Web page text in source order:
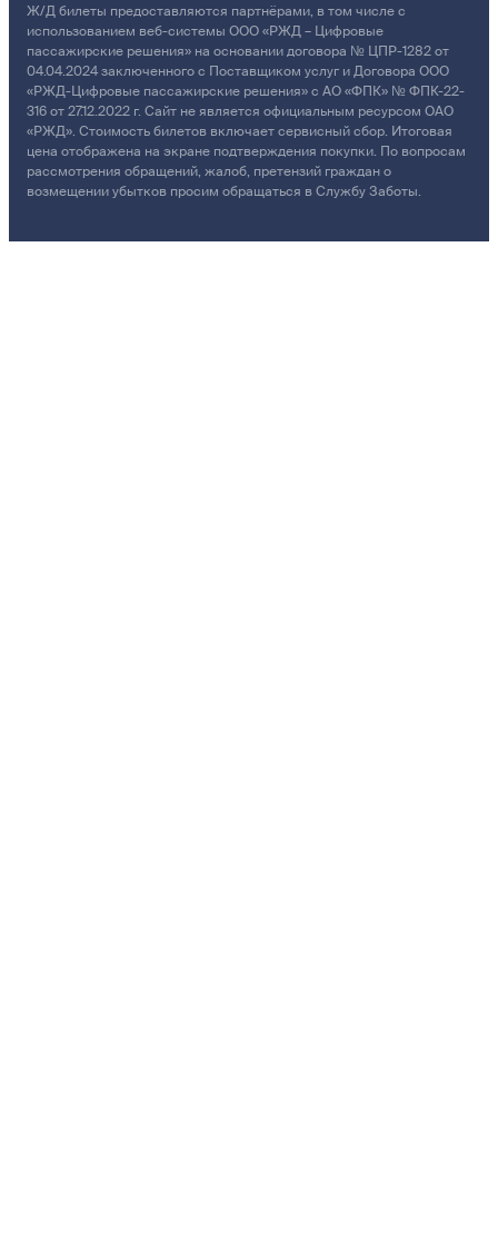
Ж/Д билеты предоставляются партнёрами, в том числе с
использованием веб-системы ООО «РЖД – Цифровые
пассажирские решения» на основании договора № ЦПР-1282 от
04.04.2024 заключенного с Поставщиком услуг и Договора ООО
«РЖД-Цифровые пассажирские решения» с АО «ФПК» № ФПК-22-
316 от 27.12.2022 г. Сайт не является официальным ресурсом ОАО
«РЖД». Стоимость билетов включает сервисный сбор. Итоговая
цена отображена на экране подтверждения покупки. По вопросам
рассмотрения обращений, жалоб, претензий граждан о
возмещении убытков просим обращаться в Службу Заботы.